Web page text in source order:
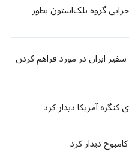
گروه بلک‌استون بطور
ایران در مورد فراهم کردن
آمریکا دیدار کرد
دیدار کرد